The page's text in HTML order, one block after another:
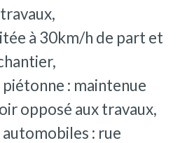
à 30km/h de part et
: maintenue
opposé aux travaux,
: rue